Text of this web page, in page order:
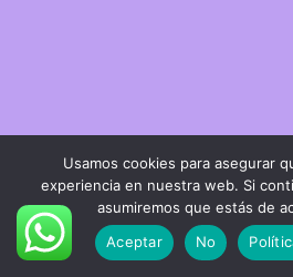
Usamos cookies para asegurar
experiencia en nuestra web. Si
asumiremos que estás de
Aceptar
No